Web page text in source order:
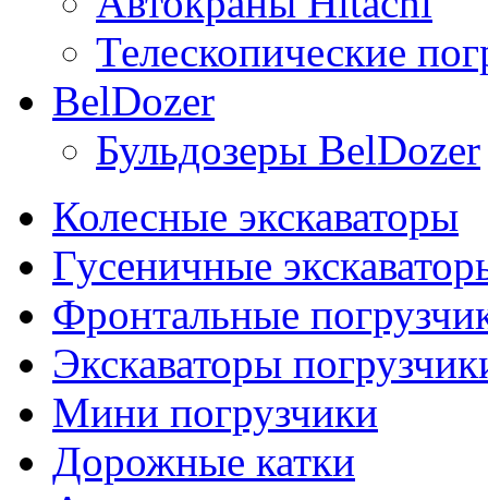
Телескопические
BelDozer
Бульдозеры BelDozer
Колесные экскаваторы
Гусеничные
Фронтальные
Экскаваторы
Мини погрузчики
Дорожные катки